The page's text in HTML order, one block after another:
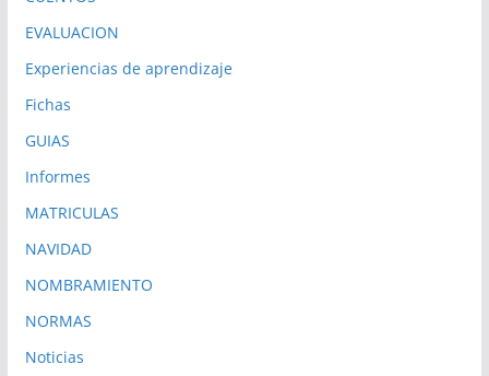
EVALUACION
Experiencias de aprendizaje
Fichas
GUIAS
Informes
MATRICULAS
NAVIDAD
NOMBRAMIENTO
NORMAS
Noticias